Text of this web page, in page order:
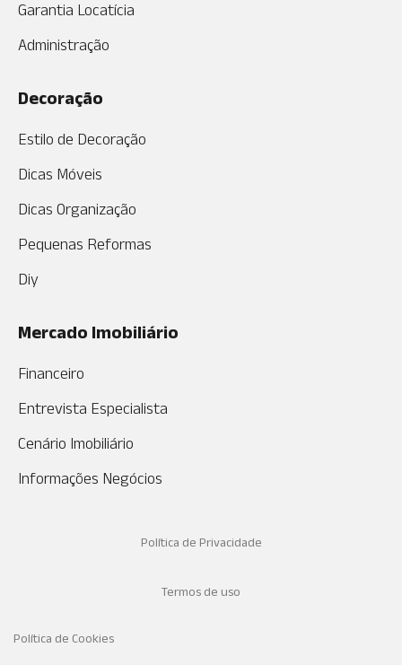
Garantia Locatícia
Administração
Decoração
Estilo de Decoração
Dicas Móveis
Dicas Organização
Pequenas Reformas
Diy
Mercado Imobiliário
Financeiro
Entrevista Especialista
Cenário Imobiliário
Informações Negócios
Política de Privacidade
Termos de uso
Política de Cookies